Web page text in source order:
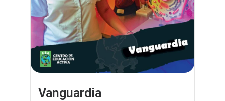
Vanguardia